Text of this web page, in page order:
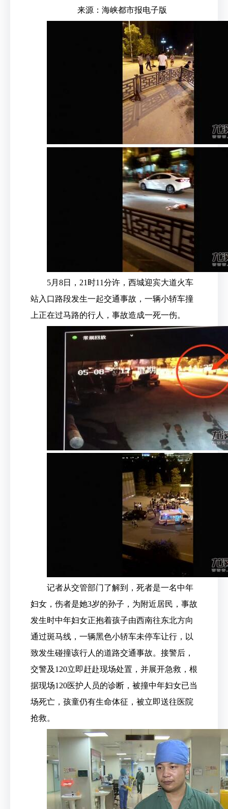
来源：海峡都市报电子版
5月8日，21时11分许，西城迎宾大道火车
站入口路段发生一起交通事故，一辆小轿车撞
上正在过马路的行人，事故造成一死一伤。
记者从交管部门了解到，死者是一名中年
妇女，伤者是她3岁的孙子，为附近居民，事故
发生时中年妇女正抱着孩子由西南往东北方向
通过斑马线，一辆黑色小轿车未停车让行，以
致发生碰撞该行人的道路交通事故。接警后，
交警及120立即赶赴现场处置，并展开急救，根
据现场120医护人员的诊断，被撞中年妇女已当
场死亡，孩童仍有生命体征，被立即送往医院
抢救。